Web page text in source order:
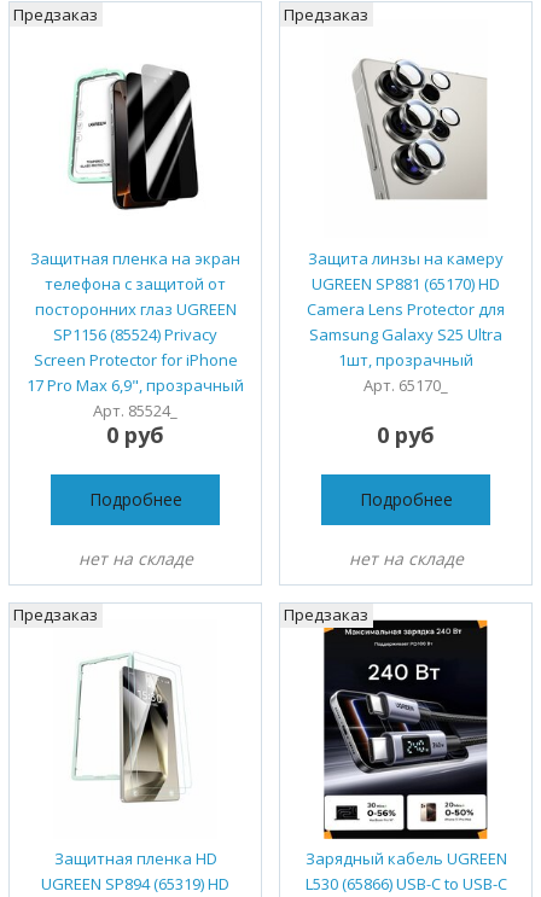
Защитная пленка на экран
телефона с защитой от
посторонних глаз UGREEN
SP1156 (85524) Privacy
Screen Protector for iPhone
17 Pro Max 6,9", прозрачный
Арт. 85524_
Предзаказ
0 руб
Подробнее
нет на складе
Защита линзы на камеру
UGREEN SP881 (65170) HD
Camera Lens Protector для
Samsung Galaxy S25 Ultra
1шт, прозрачный
Арт. 65170_
Предзаказ
0 руб
Подробнее
нет на складе
Защитная пленка HD
UGREEN SP894 (65319) HD
Предзаказ
Зарядный кабель UGREEN
L530 (65866) USB-C to USB-C
Предзаказ